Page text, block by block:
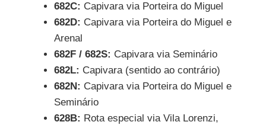
682C: Capivara via Porteira do Miguel
682D: Capivara via Porteira do Miguel e
Arenal
682F / 682S: Capivara via Seminário
682L: Capivara (sentido ao contrário)
682N: Capivara via Porteira do Miguel e
Seminário
628B: Rota especial via Vila Lorenzi,